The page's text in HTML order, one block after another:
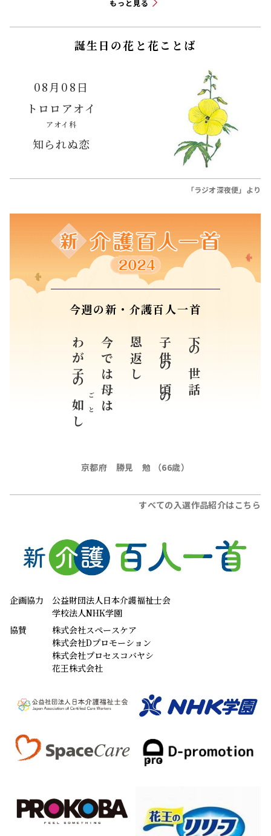
もっと見る
誕生日の花と花ことば
08月08日
トロロアオイ
アオイ科
知られぬ恋
「ラジオ深夜便」より
今週の新・介護百人一首
下の世話
子供の頃の
恩返し
今では母は
わが子の
如 ごと
し
京都府 勝見 勉 （66歳）
すべての入選作品紹介はこちら
企画協力
公益財団法人日本介護福祉士会
学校法人NHK学園
協賛
株式会社スペースケア
株式会社Dプロモーション
株式会社プロセスコバヤシ
花王株式会社